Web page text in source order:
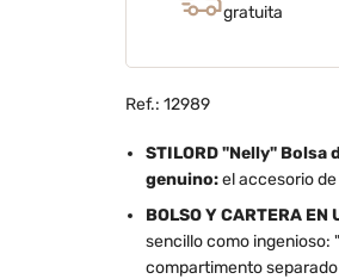
gratuita
Ref.: 12989
STILORD "Nelly"
genuino:el accesorio
BOLSO Y CARTERA EN
sencillo como ingenioso:
compartimento separado